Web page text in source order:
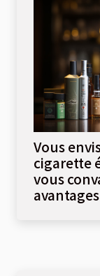
Vous
cigarette
vous
avantages